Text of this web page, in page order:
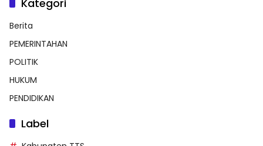
Kategori
Berita
PEMERINTAHAN
POLITIK
HUKUM
PENDIDIKAN
Label